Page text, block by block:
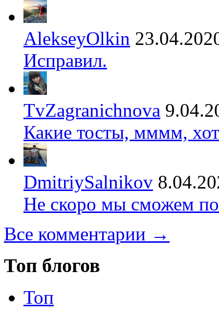
AlekseyOlkin
Исправил.
TvZagranichnova
Какие тосты, мммм,
DmitriySalnikov
Не скоро мы сможем
Все комментарии →
Топ блогов
Топ